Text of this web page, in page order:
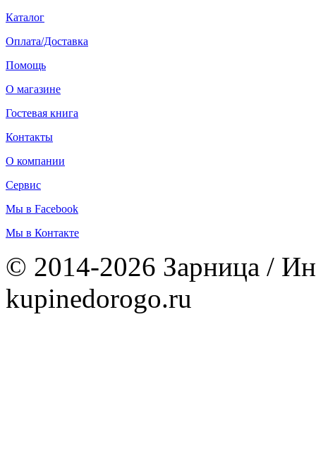
Каталог
Оплата/Доставка
Помощь
О магазине
Гостевая книга
Контакты
О компании
Сервис
Мы в Facebook
Мы в Контакте
© 2014-2026 Зарница /
kupinedorogo.ru